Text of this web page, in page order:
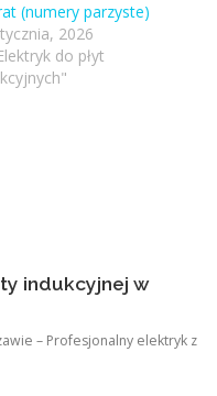
(numery parzyste)
2026
do płyt
indukcyjnej w
– Profesjonalny elektryk z